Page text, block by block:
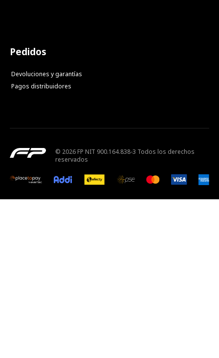
Pedidos
Devoluciones y garantías
Pagos distribuidores
© 2026 FP NIT 900.164.838-3 Todos los derechos
reservados